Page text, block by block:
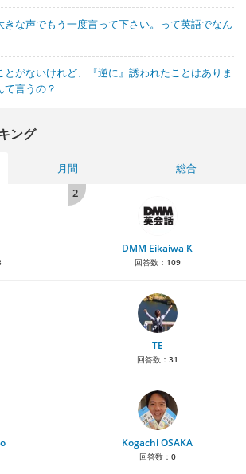
きな声でもう一度言って下さい。って英語でなん
とがないけれど、『逆に』誘われたことはありま
言うの？
ング
月間
総合
2
DMM Eikaiwa K
回答数： 109
TE
回答数： 31
Kogachi OSAKA
回答数： 0